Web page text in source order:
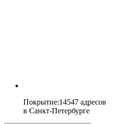
Покрытие:14547 адресов
в Санкт-Петербурге